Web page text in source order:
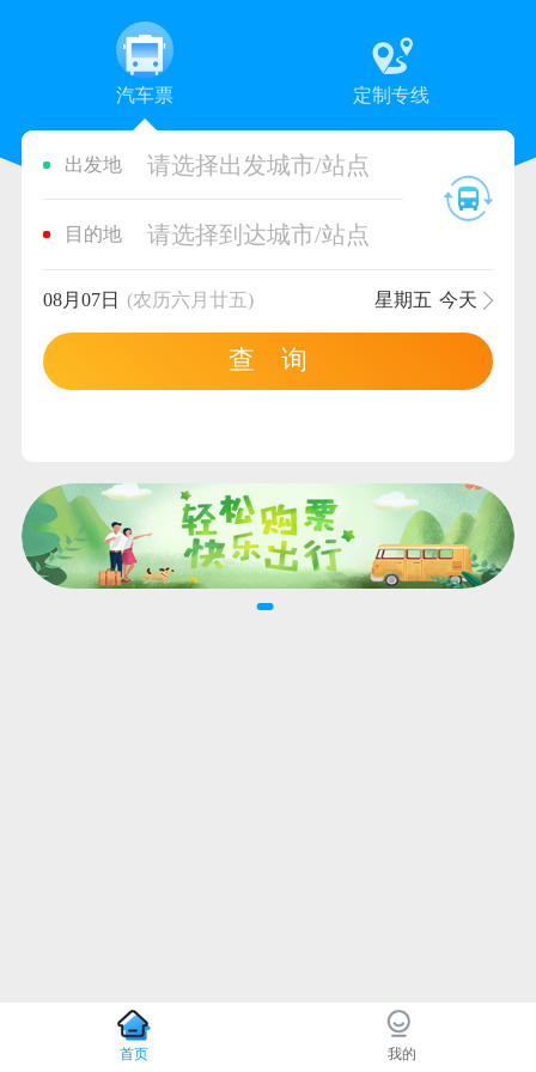
汽车票 定制专线
出发地 请选择出发城市/站点
目的地 请选择到达城市/站点
08月07日 (农历六月廿五) 星期五 今天
查 询
首页 我的